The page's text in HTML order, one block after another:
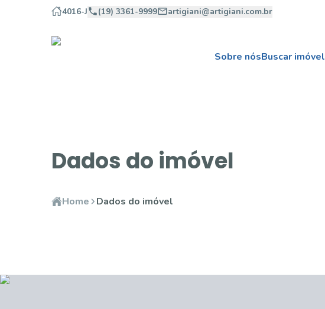
4016-J (19) 3361-9999 artigiani@artigiani.com.br
Sobre nósBuscar imóvel
Dados do imóvel
Home Dados do imóvel